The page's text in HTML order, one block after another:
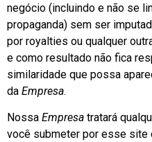
negócio (incluindo e não se
propaganda) sem ser
por royalties ou qualquer
e como resultado não fica
similaridade que possa
da Empresa.
Nossa Empresa tratará
você submeter por esse site